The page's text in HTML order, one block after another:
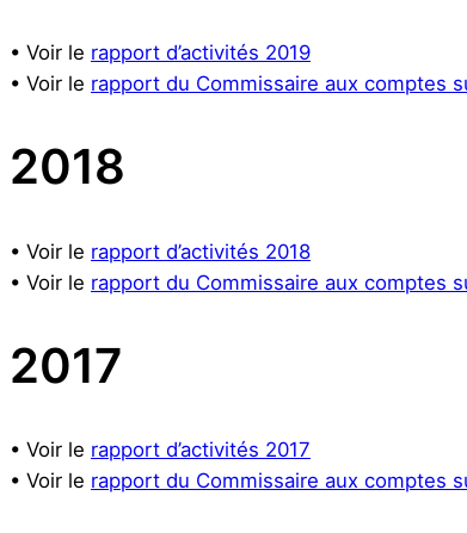
• Voir le rapport d’activités 2019
• Voir le rapport du Commissaire aux comptes
2018
• Voir le rapport d’activités 2018
• Voir le rapport du Commissaire aux comptes
2017
• Voir le rapport d’activités 2017
• Voir le rapport du Commissaire aux comptes